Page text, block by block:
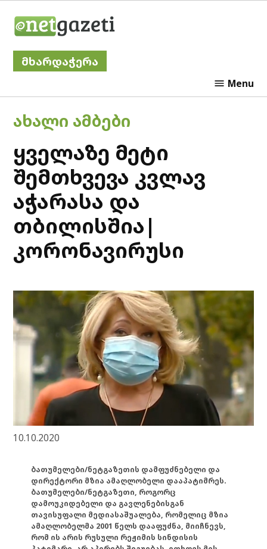
მხარდაჭერა
Menu
POSTED
ᲐᲮᲐᲚᲘ ᲐᲛᲑᲔᲑᲘ
ყველაზე მეტი
შემთხვევა კვლავ
აჭარასა და
თბილისშია|
კორონავირუსი
10.10.2020
ბათუმელები/ნეტგაზეთის დამფუძნებელი და
დირექტორი მზია ამაღლობელი დააპატიმრეს.
ბათუმელები/ნეტგაზეთი, როგორც
დამოუკიდებელი და გავლენებისგან
თავისუფალი მედიასაშუალება, რომელიც მზია
ამაღლობელმა 2001 წელს დააფუძნა, მიიჩნევს,
რომ ის არის რუსული რეჟიმის სინდისის